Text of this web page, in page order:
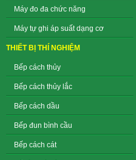
Máy đo đa chức năng
Máy tự ghi áp suất dạng cơ
THIẾT BỊ THÍ NGHIỆM
Bếp cách thủy
Bếp cách thủy lắc
Bếp cách dầu
Bếp đun bình cầu
Bếp cách cát